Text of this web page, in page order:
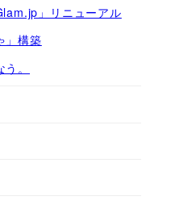
」リニューアル
」構築
。